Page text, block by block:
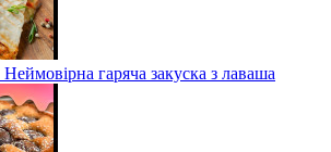
гаряча закуска з лаваша